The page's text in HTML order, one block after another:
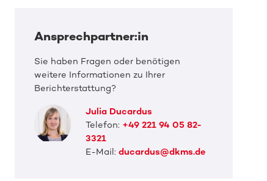
Ansprechpartner:in
Sie haben Fragen oder benötigen
weitere Informationen zu Ihrer
Berichterstattung?
Julia Ducardus
Telefon: +49 221 94 05 82-
3321
E-Mail: ducardus@dkms.de